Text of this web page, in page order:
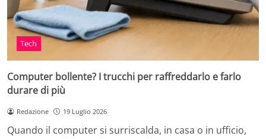
Tech
Computer bollente? I trucchi per raffreddarlo e farlo
durare di più
Redazione 19 Luglio 2026
Quando il computer si surriscalda, in casa o in ufficio,